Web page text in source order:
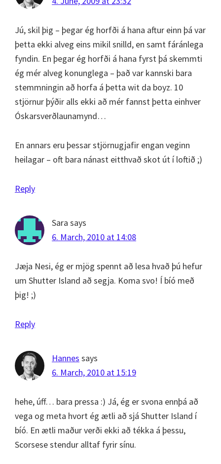
Jú, skil þig – þegar ég horfði á hana aftur einn þá var
þetta ekki alveg eins mikil snilld, en samt fáránlega
fyndin. En þegar ég horfði á hana fyrst þá skemmti
ég mér alveg konunglega – það var kannski bara
stemmningin að horfa á þetta wit da boyz. 10
stjörnur þýðir alls ekki að mér fannst þetta einhver
Óskarsverðlaunamynd…
En annars eru þessar stjörnugjafir engan veginn
heilagar – oft bara nánast eitthvað skot út í loftið ;)
Reply
Sara says
6. March, 2010 at 14:08
Jæja Nesi, ég er mjög spennt að lesa hvað þú hefur
um Shutter Island að segja. Koma svo! Í bíó með
þig! ;)
Reply
Hannes says
6. March, 2010 at 15:19
hehe, úff… bara pressa :) Já, ég er svona ennþá að
vega og meta hvort ég ætli að sjá Shutter Island í
bíó. En ætli maður verði ekki að tékka á þessu,
Scorsese stendur alltaf fyrir sínu.